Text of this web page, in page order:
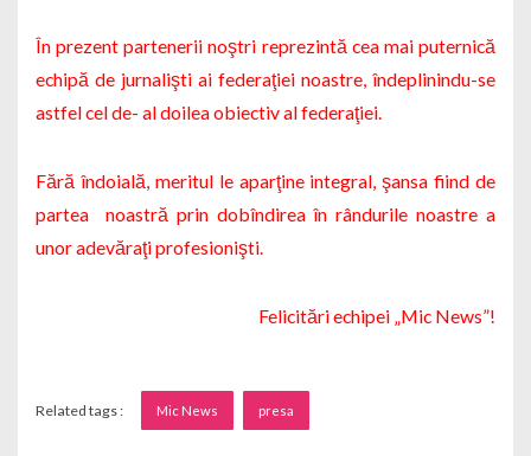
În prezent partenerii noştri reprezintă cea mai puternică
echipă de jurnalişti ai federaţiei noastre, îndeplinindu-se
astfel cel de- al doilea obiectiv al federaţiei.
Fără îndoială, meritul le aparţine integral, şansa fiind de
partea noastră prin dobîndirea în rândurile noastre a
unor adevăraţi profesionişti.
Felicitări echipei „Mic News”!
Related tags : Mic News presa